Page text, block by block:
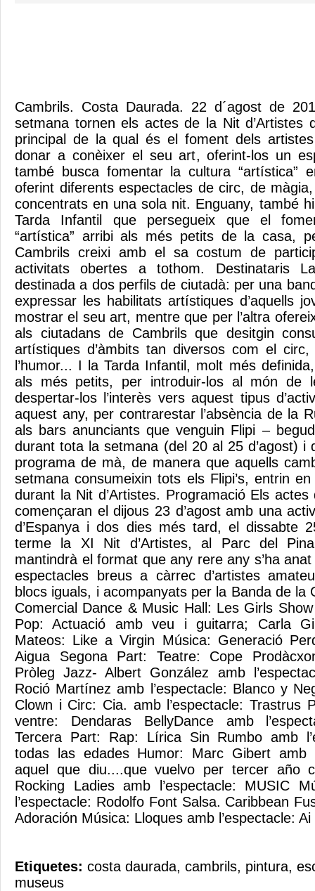
Cambrils. Costa Daurada. 22 d´agost de
setmana tornen els actes de la Nit d’Artistes
principal de la qual és el foment dels
donar a conèixer el seu art, oferint-los un
també busca fomentar la cultura “artística”
oferint diferents espectacles de circ, de
concentrats en una sola nit. Enguany, també
Tarda Infantil que persegueix que el
“artística” arribi als més petits de la casa,
Cambrils creixi amb el sa costum de
activitats obertes a tothom. Destinataris
destinada a dos perfils de ciutadà: per una
expressar les habilitats artístiques d’aquells
mostrar el seu art, mentre que per l’altra
als ciutadans de Cambrils que desitgin
artístiques d’àmbits tan diversos com el
l’humor... I la Tarda Infantil, molt més
als més petits, per introduir-los al món de
despertar-los l’interès vers aquest tipus
aquest any, per contrarestar l’absència de la
als bars anunciants que venguin Flipi –
durant tota la setmana (del 20 al 25 d’agost) i
programa de mà, de manera que aquells
setmana consumeixin tots els Flipi’s, entrin
durant la Nit d’Artistes. Programació Els actes
començaran el dijous 23 d’agost amb una
d’Espanya i dos dies més tard, el dissabte
terme la XI Nit d’Artistes, al Parc del
mantindrà el format que any rere any s’ha
espectacles breus a càrrec d’artistes
blocs iguals, i acompanyats per la Banda de la
Comercial Dance & Music Hall: Les Girls
Pop: Actuació amb veu i guitarra; Carla
Mateos: Like a Virgin Música: Generació
Aigua Segona Part: Teatre: Cope
Pròleg Jazz- Albert González amb
Roció Martínez amb l’espectacle: Blanco y
Clown i Circ: Cia. amb l’espectacle: Trastrus
ventre: Dendaras BellyDance amb
Tercera Part: Rap: Lírica Sin Rumbo amb
todas las edades Humor: Marc Gibert amb
aquel que diu....que vuelvo per tercer año
Rocking Ladies amb l’espectacle: MUSIC
l’espectacle: Rodolfo Font Salsa. Caribbean
Adoración Música: Lloques amb l’espectacle:
Etiquetes: costa daurada, cambrils, pintura,
museus